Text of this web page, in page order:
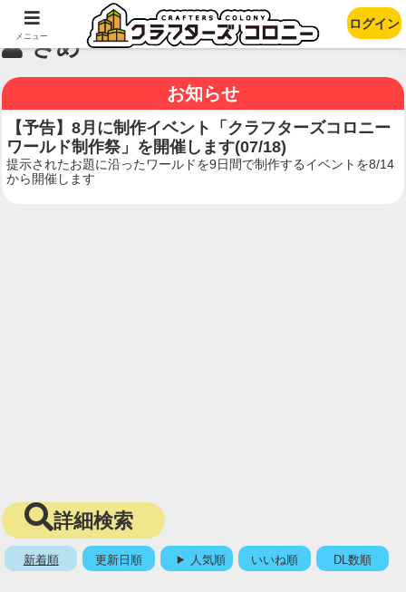
さめ
お知らせ
【予告】8月に制作イベント「クラフターズコロニー
ワールド制作祭」を開催します(07/18)
提示されたお題に沿ったワールドを9日間で制作するイベントを8/14
から開催します
詳細検索
新着順 更新日順 人気順 いいね順 DL数順
メニュー
ログイン